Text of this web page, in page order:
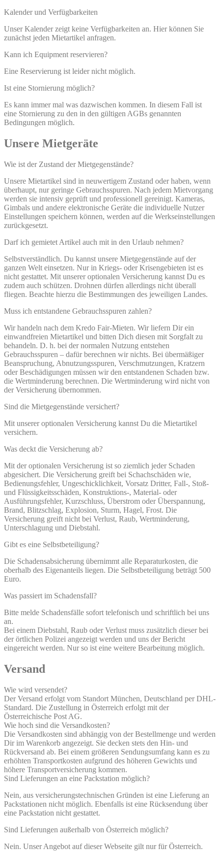
Kalender und Verfügbarkeiten
Unser Kalender zeigt keine Verfügbarkeiten an. Hier können Sie
zunächst jeden Mietartikel anfragen.
Kann ich Equipment reservieren?
Eine Reservierung ist leider nicht möglich.
Ist eine Stornierung möglich?
Es kann immer mal was dazwischen kommen. In diesem Fall ist
eine Stornierung zu den in den gültigen AGBs genannten
Bedingungen möglich.
Unsere Mietgeräte
Wie ist der Zustand der Mietgegenstände?
Unsere Mietartikel sind in neuwertigem Zustand oder haben, wenn
überhaupt, nur geringe Gebrauchsspuren. Nach jedem Mietvorgang
werden sie intensiv geprüft und professionell gereinigt. Kameras,
Gimbals und andere elektronische Geräte die individuelle Nutzer
Einstellungen speichern können, werden auf die Werkseinstellungen
zurückgesetzt.
Darf ich gemietet Artikel auch mit in den Urlaub nehmen?
Selbstverständlich. Du kannst unsere Mietgegenstände auf der
ganzen Welt einsetzen. Nur in Kriegs- oder Krisengebieten ist es
nicht gestattet. Mit unserer optionalen Versicherung kannst Du es
zudem auch schützen. Drohnen dürfen allerdings nicht überall
fliegen. Beachte hierzu die Bestimmungen des jeweiligen Landes.
Muss ich entstandene Gebrauchsspuren zahlen?
Wir handeln nach dem Kredo Fair-Mieten. Wir liefern Dir ein
einwandfreien Mietartikel und bitten Dich diesen mit Sorgfalt zu
behandeln. D. h. bei der normalen Nutzung entstehen
Gebrauchsspuren – dafür berechnen wir nichts. Bei übermäßiger
Beanspruchung, Abnutzungsspuren, Verschmutzungen, Kratzern
oder Beschädigungen müssen wir den entstandenen Schaden bzw.
die Wertminderung berechnen. Die Wertminderung wird nicht von
der Versicherung übernommen.
Sind die Mietgegenstände versichert?
Mit unserer optionalen Versicherung kannst Du die Mietartikel
versichern.
Was deckt die Versicherung ab?
Mit der optionalen Versicherung ist so ziemlich jeder Schaden
abgesichert. Die Versicherung greift bei Schachschäden wie,
Bedienungsfehler, Ungeschicklichkeit, Vorsatz Dritter, Fall-, Stoß-
und Flüssigkeitsschäden, Konstruktions-, Material- oder
Ausführungsfehler, Kurzschluss, Überstrom oder Überspannung,
Brand, Blitzschlag, Explosion, Sturm, Hagel, Frost. Die
Versicherung greift nicht bei Verlust, Raub, Wertminderung,
Unterschlagung und Diebstahl.
Gibt es eine Selbstbeteiligung?
Die Schadensabsicherung übernimmt alle Reparaturkosten, die
oberhalb des Eigenanteils liegen. Die Selbstbeteiligung beträgt 500
Euro.
Was passiert im Schadensfall?
Bitte melde Schadensfälle sofort telefonisch und schriftlich bei uns
an.
Bei einem Diebstahl, Raub oder Verlust muss zusätzlich dieser bei
der örtlichen Polizei angezeigt werden und uns der Bericht
eingereicht werden. Nur so ist eine weitere Bearbeitung möglich.
Versand
Wie wird versendet?
Der Versand erfolgt vom Standort München, Deutschland per DHL-
Standard. Die Zustellung in Österreich erfolgt mit der
Österreichische Post AG.
Wie hoch sind die Versandkosten?
Die Versandkosten sind abhängig von der Bestellmenge und werden
Dir im Warenkorb angezeigt. Sie decken stets den Hin- und
Rückversand ab. Bei einem größeren Sendungsumfang kann es zu
erhöhten Transportkosten aufgrund des höheren Gewichts und
höhere Transportversicherung kommen.
Sind Lieferungen an eine Packstation möglich?
Nein, aus versicherungstechnischen Gründen ist eine Lieferung an
Packstationen nicht möglich. Ebenfalls ist eine Rücksendung über
eine Packstation nicht gestattet.
Sind Lieferungen außerhalb von Österreich möglich?
Nein. Unser Angebot auf dieser Webseite gilt nur für Österreich.